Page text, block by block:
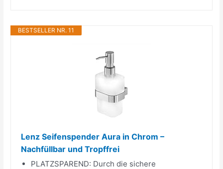
BESTSELLER NR. 11
Lenz Seifenspender Aura in Chrom –
Nachfüllbar und Tropffrei
PLATZSPAREND: Durch die sichere